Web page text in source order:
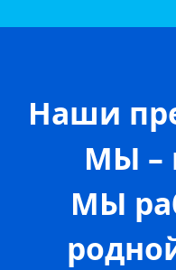
Наши
МЫ –
МЫ